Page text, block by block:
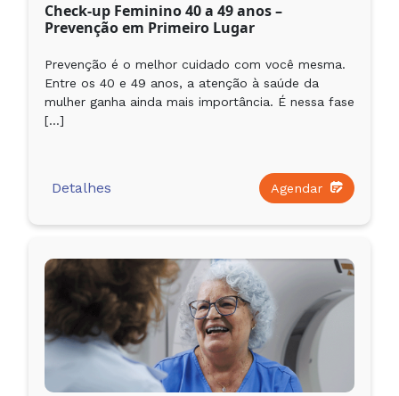
Check-up Feminino 40 a 49 anos –
Prevenção em Primeiro Lugar
Prevenção é o melhor cuidado com você mesma.
Entre os 40 e 49 anos, a atenção à saúde da
mulher ganha ainda mais importância. É nessa fase
[…]
Detalhes Agendar